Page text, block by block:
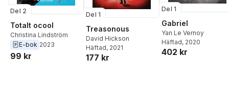
Del 2
Totalt ocool
Christina Lindström
E-bok 2023
99 kr
Del 1
Treasonous
David Hickson
Häftad, 2021
177 kr
Del 1
Gabriel
Yan Le Vernoy
Häftad, 2020
402 kr